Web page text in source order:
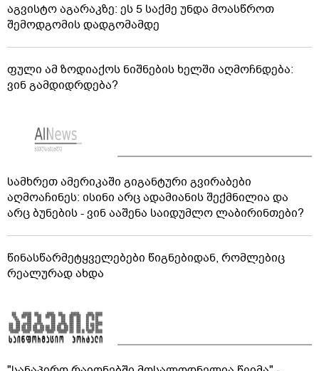
აგვისტო აგარაკზე: ეს 5 საქმე უნდა მოასწროთ
შემოდგომის დადგომამდე
ფული ამ ზოდიაქოს ნიშნების ხელში აღმოჩნდება:
ვინ გამდიდრდება?
სამხრეთ ამერიკაში გიგანტური გვირაბები
აღმოაჩინეს: ისინი არც ადამიანის შექმნილია და
არც ბუნების - ვინ ააშენა საიდუმლო ლაბირინთები?
წინასწარმეტყველებები წიგნებიდან, რომლებიც
რეალურად ახდა